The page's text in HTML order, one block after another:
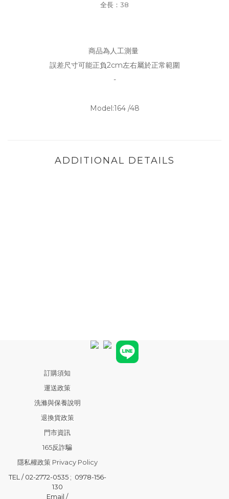
全長：38
商品為人工測量
誤差尺寸可能正負2cm左右屬於正常範圍
-
Model:164 /48
ADDITIONAL DETAILS
訂購須知
運送政策
洗滌與保養說明
退換貨政策
門市資訊
165反詐騙
隱私權政策 Privacy Policy
TEL / 02-2772-0535 ; 0978-156-
130
Email /